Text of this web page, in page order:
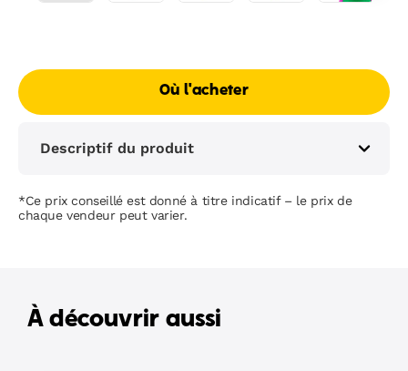
Où l'acheter
Descriptif du produit
*Ce prix conseillé est donné à titre indicatif – le prix de
chaque vendeur peut varier.
À découvrir aussi